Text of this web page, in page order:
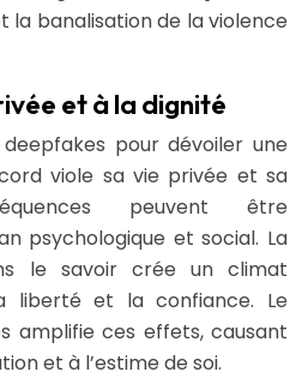
banalisation de la violence
et à la dignité
deepfakes pour dévoiler une
viole sa vie privée et sa
peuvent être
psychologique et social. La
le savoir crée un climat
liberté et la confiance. Le
amplifie ces effets, causant
et à l’estime de soi.